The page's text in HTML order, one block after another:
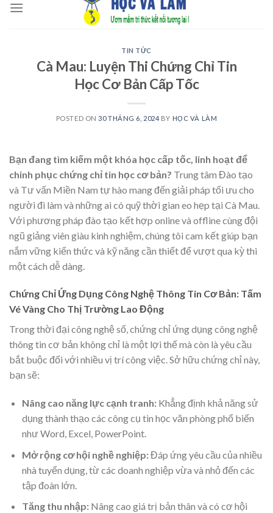
TIN TỨC
Cà Mau: Luyện Thi Chứng Chỉ Tin
Học Cơ Bản Cấp Tốc
POSTED ON30 THÁNG 6, 2024 BY HỌC VÀ LÀM
Bạn đang tìm kiếm một khóa học cấp tốc, linh hoạt để
chinh phục chứng chỉ tin học cơ bản? Trung tâm Đào tạo
và Tư vấn Miền Nam tự hào mang đến giải pháp tối ưu cho
người đi làm và những ai có quỹ thời gian eo hẹp tại Cà Mau.
Với phương pháp đào tạo kết hợp online và offline cùng đội
ngũ giảng viên giàu kinh nghiệm, chúng tôi cam kết giúp bạn
nắm vững kiến thức và kỹ năng cần thiết để vượt qua kỳ thi
một cách dễ dàng.
Chứng Chỉ Ứng Dụng Công Nghệ Thông Tin Cơ Bản: Tấm
Vé Vàng Cho Thị Trường Lao Động
Trong thời đại công nghệ số, chứng chỉ ứng dụng công nghệ
thông tin cơ bản không chỉ là một lợi thế mà còn là yêu cầu
bắt buộc đối với nhiều vị trí công việc. Sở hữu chứng chỉ này,
bạn sẽ:
Nâng cao năng lực cạnh tranh:Khẳng định khả năng sử
dụng thành thạo các công cụ tin học văn phòng phổ biến
như Word, Excel, PowerPoint.
Mở rộng cơ hội nghề nghiệp:Đáp ứng yêu cầu của nhiều
nhà tuyển dụng, từ các doanh nghiệp vừa và nhỏ đến các
tập đoàn lớn.
Tăng thu nhập:Nâng cao giá trị bản thân và có cơ hội